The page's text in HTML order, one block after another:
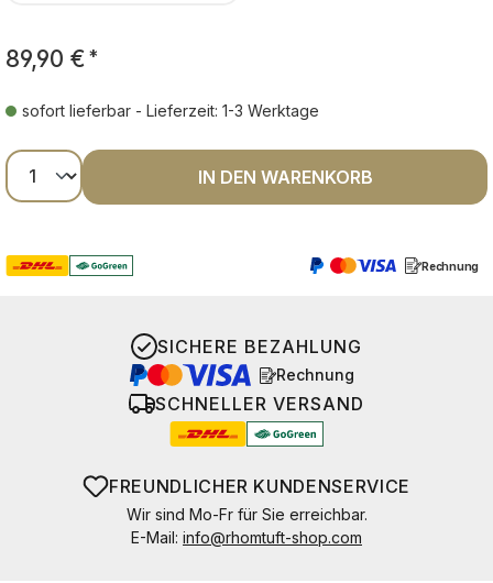
89,90 € *
sofort lieferbar - Lieferzeit: 1-3 Werktage
Produkt Anzahl: Gib den gewünschten
IN DEN WARENKORB
Rechnung
SICHERE BEZAHLUNG
Rechnung
SCHNELLER VERSAND
FREUNDLICHER KUNDENSERVICE
Wir sind Mo-Fr für Sie erreichbar.
E-Mail: info@rhomtuft-shop.com